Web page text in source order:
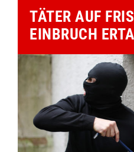
TÄTER AUF
EINBRUCH